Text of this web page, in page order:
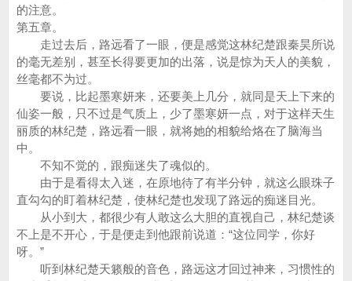
的注意。
第五章。
走过去后，路远看了一眼，便是感觉这林纪楚跟秦昊所说
的毫无差别，甚至长得要更加的出落，说是惊为天人的美貌，
丝毫都不为过。
要说，比起墨寒妍来，还要美上几分，就同是天上下来的
仙姿一般，只不过是气质上，少了墨寒妍一点，对于这样天生
丽质的林纪楚，路远看一眼，就将她的相貌给烙在了脑海当
中。
不知不觉的，跟痴迷失了魂似的。
由于是看得太入迷，在原地待了有半分钟，就这么眼珠子
直勾勾的盯着林纪楚，使林纪楚也发现了路远的痴迷目光。
从小到大，都很少有人敢这么大胆的直视自己，林纪楚谈
不上是不开心，于是便走到他跟前说道：“这位同学，你好
呀。”
听到林纪楚天籁般的音色，路远这才回过神来，习惯性的